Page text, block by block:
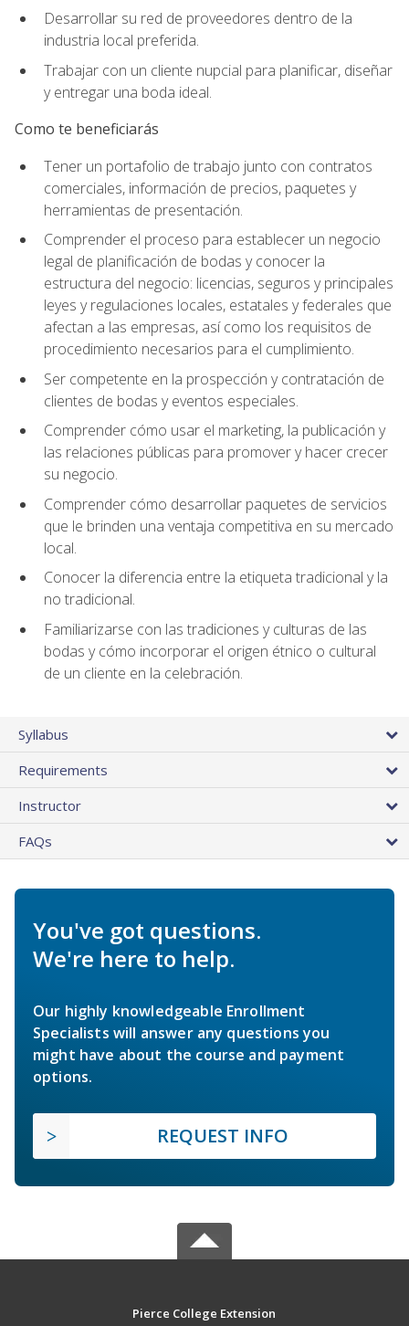
Desarrollar su red de proveedores dentro de la
industria local preferida.
Trabajar con un cliente nupcial para planificar, diseñar
y entregar una boda ideal.
Como te beneficiarás
Tener un portafolio de trabajo junto con contratos
comerciales, información de precios, paquetes y
herramientas de presentación.
Comprender el proceso para establecer un negocio
legal de planificación de bodas y conocer la
estructura del negocio: licencias, seguros y principales
leyes y regulaciones locales, estatales y federales que
afectan a las empresas, así como los requisitos de
procedimiento necesarios para el cumplimiento.
Ser competente en la prospección y contratación de
clientes de bodas y eventos especiales.
Comprender cómo usar el marketing, la publicación y
las relaciones públicas para promover y hacer crecer
su negocio.
Comprender cómo desarrollar paquetes de servicios
que le brinden una ventaja competitiva en su mercado
local.
Conocer la diferencia entre la etiqueta tradicional y la
no tradicional.
Familiarizarse con las tradiciones y culturas de las
bodas y cómo incorporar el origen étnico o cultural
de un cliente en la celebración.
Syllabus
Requirements
Instructor
FAQs
You've got questions.
We're here to help.
Our highly knowledgeable Enrollment
Specialists will answer any questions you
might have about the course and payment
options.
REQUEST INFO
Pierce College Extension